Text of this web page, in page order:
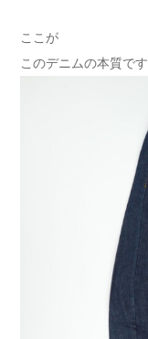
ここが
このデニムの本質です